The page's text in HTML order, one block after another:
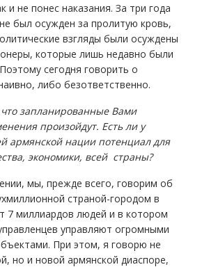
и не понес наказания. За три года
был осужден за пролитую кровь,
взгляды были осуждены
которые лишь недавно были
сегодня говорить о
либо безответственно.
запланированные Вами
произойдут. Есть ли у
армянской нации потенциал для
экономики, всей страны?
мы, прежде всего, говорим об
страной-городом в
7 миллиардов людей и в котором
управляют огромными
При этом, я говорю не
но и новой армянской диаспоре,